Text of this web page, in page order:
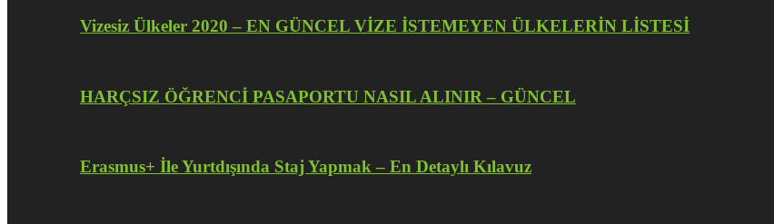
Vizesiz Ülkeler 2020 – EN GÜNCEL VİZE İSTEMEYEN ÜLKELERİN LİSTESİ
HARÇSIZ ÖĞRENCİ PASAPORTU NASIL ALINIR – GÜNCEL
Erasmus+ İle Yurtdışında Staj Yapmak – En Detaylı Kılavuz